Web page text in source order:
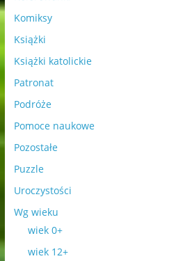
Komiksy
Książki
Książki katolickie
Patronat
Podróże
Pomoce naukowe
Pozostałe
Puzzle
Uroczystości
Wg wieku
wiek 0+
wiek 12+